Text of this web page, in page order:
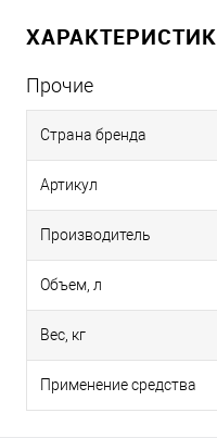
Прочие
Страна бренда
Артикул
Производитель
Объем, л
Вес, кг
Применение средства